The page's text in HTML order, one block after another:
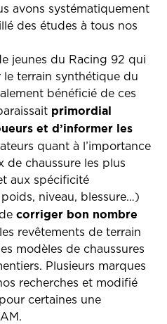
avons systématiquement
des études à tous nos
jeunes du Racing 92 qui
le terrain synthétique du
bénéficié de ces
primordial
et d’informer les
quant à l’importance
de chaussure les plus
aux spécificité
niveau, blessure…)
corriger bon nombre
revêtements de terrain
modèles de chaussures
Plusieurs marques
recherches et modifié
certaines une